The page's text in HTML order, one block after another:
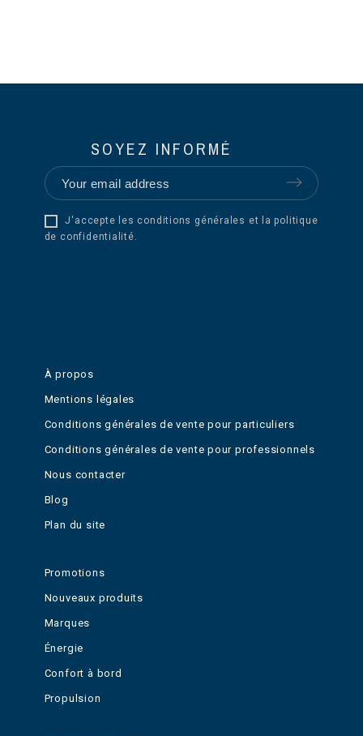
SOYEZ INFORMÉ
J'accepte les conditions générales et la politique
de confidentialité.
À propos
Mentions légales
Conditions générales de vente pour particuliers
Conditions générales de vente pour professionnels
Nous contacter
Blog
Plan du site
Promotions
Nouveaux produits
Marques
Énergie
Confort à bord
Propulsion